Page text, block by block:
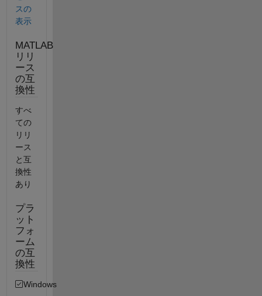
スの
表示
MATLAB
リリ
ース
の互
換性
すべ
ての
リリ
ース
と互
換性
あり
プラ
ット
フォ
ーム
の互
換性
Windows